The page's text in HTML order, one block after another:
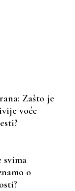
Zašto je
voće
o